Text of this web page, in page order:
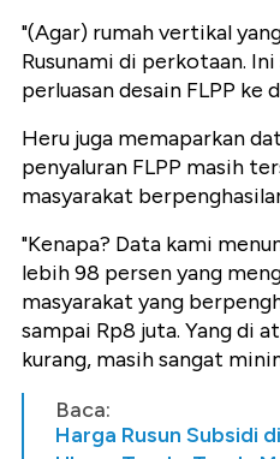
"(Agar) rumah vertikal
Rusunami di perkotaan.
perluasan desain FLPP ke
Heru juga memaparkan
penyaluran FLPP masih
masyarakat
"Kenapa? Data kami
lebih 98 persen yang
masyarakat yang
sampai Rp8 juta. Yang di
kurang, masih sangat
Baca:
Harga Rusun Subsidi